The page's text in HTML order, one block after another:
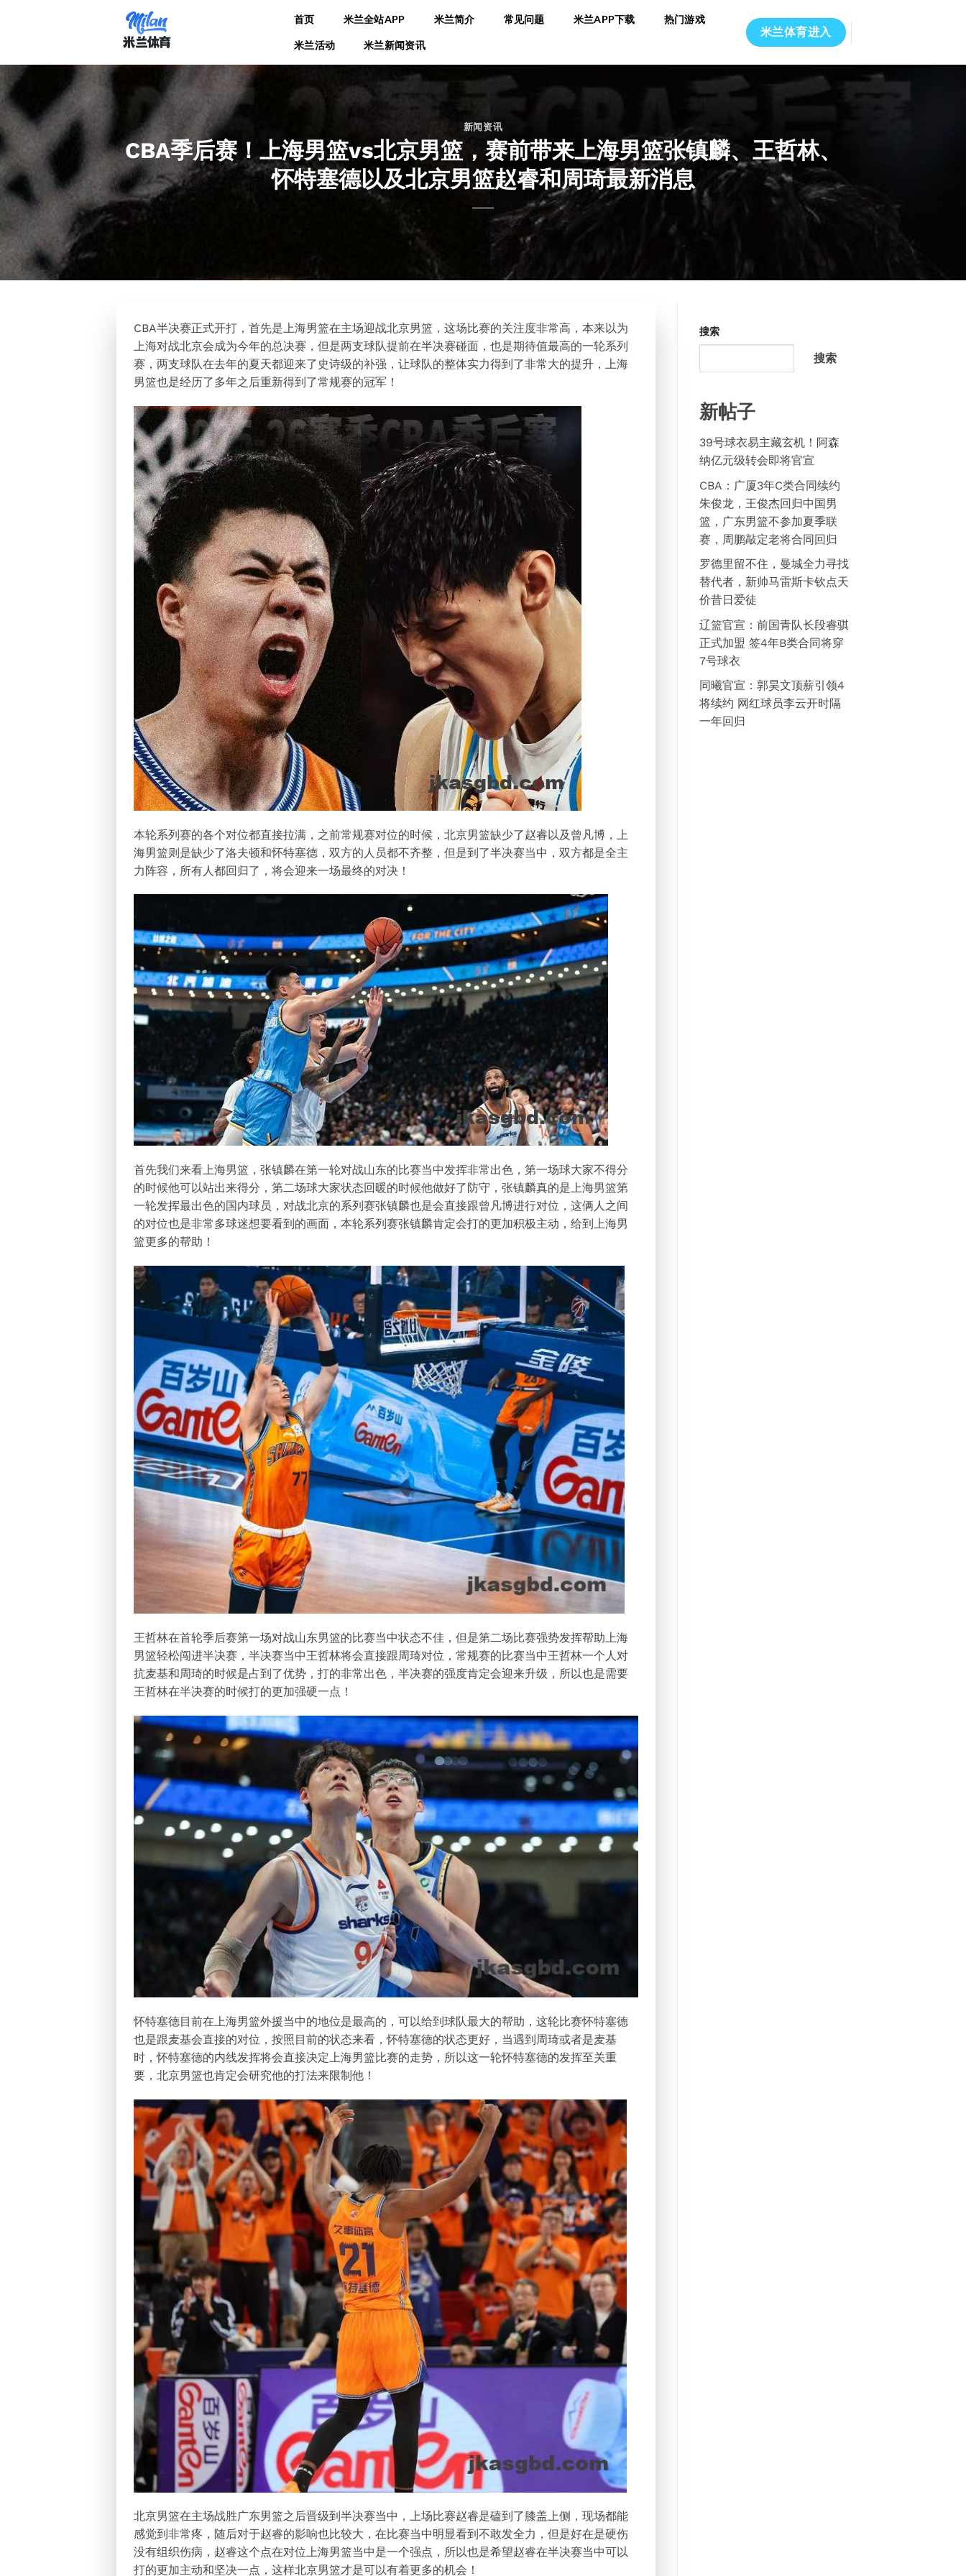
容
首页 米兰全站APP 米兰简介 常见问题 米兰APP下载 热门游戏
米兰活动 米兰新闻资讯
米兰体育进入
新闻资讯
CBA季后赛！上海男篮vs北京男篮，赛前带来上海男篮张镇麟、王哲林、
怀特塞德以及北京男篮赵睿和周琦最新消息
CBA半决赛正式开打，首先是上海男篮在主场迎战北京男篮，这场比赛的关注度非常高，本来以为
上海对战北京会成为今年的总决赛，但是两支球队提前在半决赛碰面，也是期待值最高的一轮系列
赛，两支球队在去年的夏天都迎来了史诗级的补强，让球队的整体实力得到了非常大的提升，上海
男篮也是经历了多年之后重新得到了常规赛的冠军！
本轮系列赛的各个对位都直接拉满，之前常规赛对位的时候，北京男篮缺少了赵睿以及曾凡博，上
海男篮则是缺少了洛夫顿和怀特塞德，双方的人员都不齐整，但是到了半决赛当中，双方都是全主
力阵容，所有人都回归了，将会迎来一场最终的对决！
首先我们来看上海男篮， 张镇麟在第一轮对战山东的比赛当中发挥非常出色，第一场球大家不得分
的时候他可以站出来得分，第二场球大家状态回暖的时候他做好了防守，张镇麟真的是上海男篮第
一轮发挥最出色的国内球员，对战北京的系列赛张镇麟也是会直接跟曾凡博进行对位，这俩人之间
的对位也是非常多球迷想要看到的画面，本轮系列赛张镇麟肯定会打的更加积极主动，给到上海男
篮更多的帮助！
王哲林在首轮季后赛第一场对战山东男篮的比赛当中状态不佳，但是第二场比赛强势发挥帮助上海
男篮轻松闯进半决赛，半决赛当中王哲林将会直接跟周琦对位，常规赛的比赛当中王哲林一个人对
抗麦基和周琦的时候是占到了优势，打的非常出色，半决赛的强度肯定会迎来升级，所以也是需要
王哲林在半决赛的时候打的更加强硬一点！
怀特塞德目前在上海男篮外援当中的地位是最高的，可以给到球队最大的帮助，这轮比赛怀特塞德
也是跟麦基会直接的对位，按照目前的状态来看，怀特塞德的状态更好，当遇到周琦或者是麦基
时，怀特塞德的内线发挥将会直接决定上海男篮比赛的走势，所以这一轮怀特塞德的发挥至关重
要，北京男篮也肯定会研究他的打法来限制他！
北京男篮在主场战胜广东男篮之后晋级到半决赛当中，上场比赛赵睿是磕到了膝盖上侧，现场都能
感觉到非常疼，随后对于赵睿的影响也比较大，在比赛当中明显看到不敢发全力，但是好在是硬伤
没有组织伤病，赵睿这个点在对位上海男篮当中是一个强点，所以也是希望赵睿在半决赛当中可以
打的更加主动和坚决一点，这样北京男篮才是可以有着更多的机会！
搜索
搜索
新帖子
39号球衣易主藏玄机！阿森
纳亿元级转会即将官宣
CBA：广厦3年C类合同续约
朱俊龙，王俊杰回归中国男
篮，广东男篮不参加夏季联
赛，周鹏敲定老将合同回归
罗德里留不住，曼城全力寻找
替代者，新帅马雷斯卡钦点天
价昔日爱徒
辽篮官宣：前国青队长段睿骐
正式加盟 签4年B类合同将穿
7号球衣
同曦官宣：郭昊文顶薪引领4
将续约 网红球员李云开时隔
一年回归